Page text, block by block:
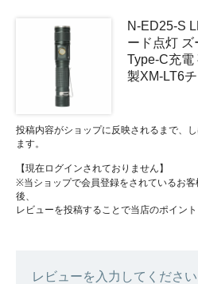
N-ED25-S
ード点灯
Type-C充電
製XM-LT6
投稿内容がショップに反映されるまで、
ます。
【現在ログインされておりません】
※当ショップで会員登録をされているお
後、
レビューを投稿することで当店のポイン
レビューを入力してください